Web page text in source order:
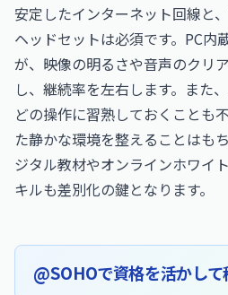
安定したインターネット回線と
ヘッドセットは必須です。PC内
が、映像の明るさや音声のクリ
し、継続率を左右します。また
どの操作に習熟しておくことも
た静かな環境を整えることはも
ジタル教材やオンラインホワイ
キルも差別化の鍵となります。
@SOHOで資格を活かして